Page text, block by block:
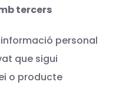
tercers
personal
que sigui
o producte